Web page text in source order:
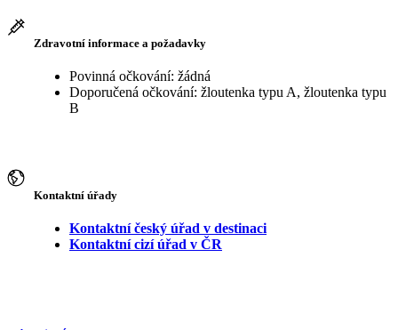
Zdravotní informace a požadavky
Povinná očkování: žádná
Doporučená očkování: žloutenka typu A, žloutenka typu
B
Kontaktní úřady
Kontaktní český úřad v destinaci
Kontaktní cizí úřad v ČR